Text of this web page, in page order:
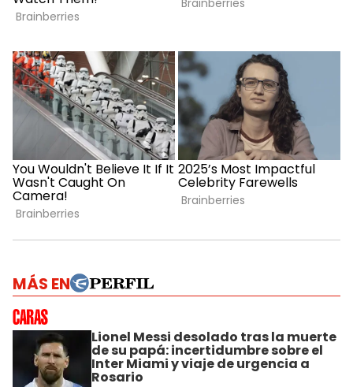
MÁS EN
Lionel Messi desolado tras la muerte
de su papá: incertidumbre sobre el
Inter Miami y viaje de urgencia a
Rosario